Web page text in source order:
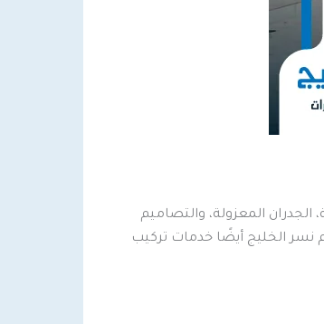
المعزولة، والتصاميم
نسر الخليج أيضًا خدمات تركيب